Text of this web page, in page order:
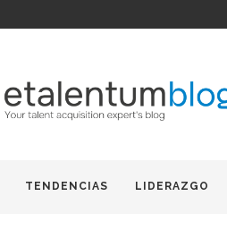
TENDENCIAS LIDERAZGO